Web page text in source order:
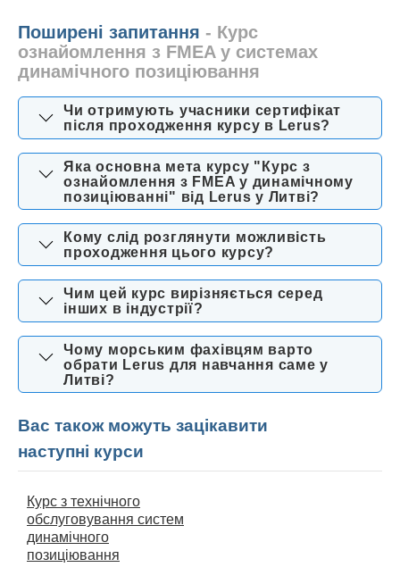
Поширені запитання - Курс
ознайомлення з FMEA у системах
динамічного позиціювання
Чи отримують учасники сертифікат
після проходження курсу в Lerus?
Яка основна мета курсу "Курс з
ознайомлення з FMEA у динамічному
позиціюванні" від Lerus у Литві?
Кому слід розглянути можливість
проходження цього курсу?
Чим цей курс вирізняється серед
інших в індустрії?
Чому морським фахівцям варто
обрати Lerus для навчання саме у
Литві?
Вас також можуть зацікавити
наступні курси
Курс з технічного
обслуговування систем
динамічного
позиціювання